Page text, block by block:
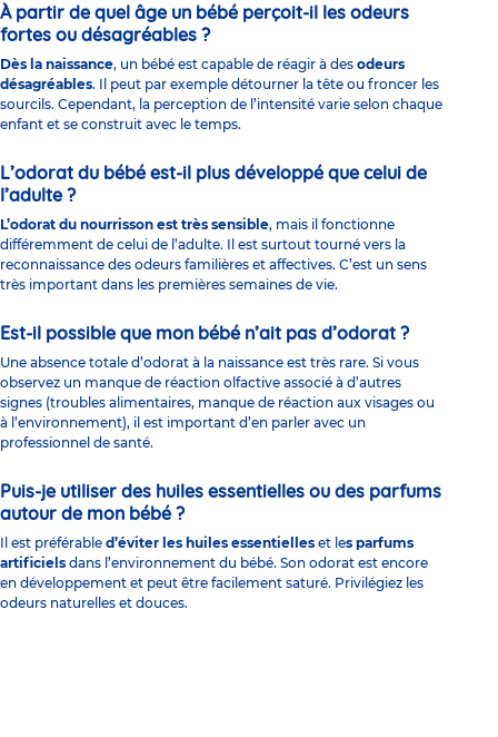
À partir de quel âge un bébé perçoit-il les odeurs
fortes ou désagréables ?
Dès la naissance, un bébé est capable de réagir à des odeurs
désagréables. Il peut par exemple détourner la tête ou froncer les
sourcils. Cependant, la perception de l’intensité varie selon chaque
enfant et se construit avec le temps.
L’odorat du bébé est-il plus développé que celui de
l’adulte ?
L’odorat du nourrisson est très sensible, mais il fonctionne
différemment de celui de l’adulte. Il est surtout tourné vers la
reconnaissance des odeurs familières et affectives. C’est un sens
très important dans les premières semaines de vie.
Est-il possible que mon bébé n’ait pas d’odorat ?
Une absence totale d’odorat à la naissance est très rare. Si vous
observez un manque de réaction olfactive associé à d’autres
signes (troubles alimentaires, manque de réaction aux visages ou
à l’environnement), il est important d’en parler avec un
professionnel de santé.
Puis-je utiliser des huiles essentielles ou des parfums
autour de mon bébé ?
Il est préférable d’éviter les huiles essentielles et les parfums
artificiels dans l’environnement du bébé. Son odorat est encore
en développement et peut être facilement saturé. Privilégiez les
odeurs naturelles et douces.